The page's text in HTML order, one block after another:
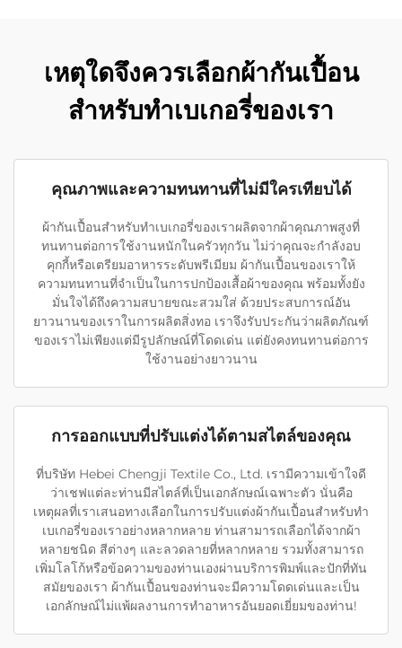
เหตุใดจึงควรเลือกผ้ากันเปื้อน
สำหรับทำเบเกอรี่ของเรา
คุณภาพและความทนทานที่ไม่มีใครเทียบได้
ผ้ากันเปื้อนสำหรับทำเบเกอรี่ของเราผลิตจากผ้าคุณภาพสูงที่
ทนทานต่อการใช้งานหนักในครัวทุกวัน ไม่ว่าคุณจะกำลังอบ
คุกกี้หรือเตรียมอาหารระดับพรีเมียม ผ้ากันเปื้อนของเราให้
ความทนทานที่จำเป็นในการปกป้องเสื้อผ้าของคุณ พร้อมทั้งยัง
มั่นใจได้ถึงความสบายขณะสวมใส่ ด้วยประสบการณ์อัน
ยาวนานของเราในการผลิตสิ่งทอ เราจึงรับประกันว่าผลิตภัณฑ์
ของเราไม่เพียงแต่มีรูปลักษณ์ที่โดดเด่น แต่ยังคงทนทานต่อการ
ใช้งานอย่างยาวนาน
การออกแบบที่ปรับแต่งได้ตามสไตล์ของคุณ
ที่บริษัท Hebei Chengji Textile Co., Ltd. เรามีความเข้าใจดี
ว่าเชฟแต่ละท่านมีสไตล์ที่เป็นเอกลักษณ์เฉพาะตัว นั่นคือ
เหตุผลที่เราเสนอทางเลือกในการปรับแต่งผ้ากันเปื้อนสำหรับทำ
เบเกอรี่ของเราอย่างหลากหลาย ท่านสามารถเลือกได้จากผ้า
หลายชนิด สีต่างๆ และลวดลายที่หลากหลาย รวมทั้งสามารถ
เพิ่มโลโก้หรือข้อความของท่านเองผ่านบริการพิมพ์และปักที่ทัน
สมัยของเรา ผ้ากันเปื้อนของท่านจะมีความโดดเด่นและเป็น
เอกลักษณ์ไม่แพ้ผลงานการทำอาหารอันยอดเยี่ยมของท่าน!